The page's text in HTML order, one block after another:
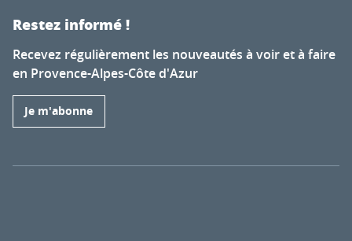
Restez informé !
Recevez régulièrement les nouveautés à voir et à faire
en Provence-Alpes-Côte d'Azur
Je m'abonne